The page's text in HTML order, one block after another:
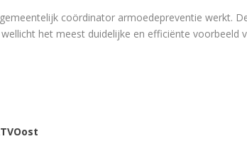
coördinator armoedepreventie werkt.
het meest duidelijke en efficiënte voorbeeld